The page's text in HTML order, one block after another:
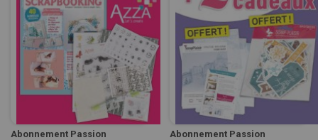
Abonnement Passion
Abonnement Passion